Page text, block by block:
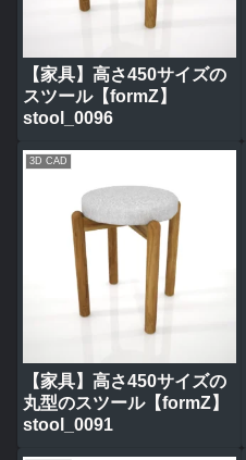
【家具】高さ450サイズの
スツール【formZ】
stool_0096
3D CAD
【家具】高さ450サイズの
丸型のスツール【formZ】
stool_0091